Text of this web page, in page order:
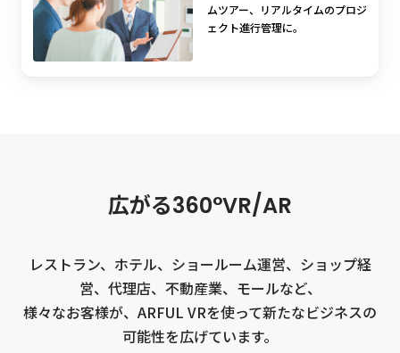
ムツアー、リアルタイムのプロジ
ェクト進行管理に。
広がる360°VR/AR
レストラン、ホテル、ショールーム運営、ショップ経
営、代理店、不動産業、モールなど、
様々なお客様が、ARFUL VRを使って新たなビジネスの
可能性を広げています。